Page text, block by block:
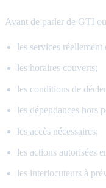
Avant de parler de GTI
les services réellement
les horaires couverts;
les conditions de
les dépendances hors
les accès nécessaires;
les actions autorisées
les interlocuteurs à